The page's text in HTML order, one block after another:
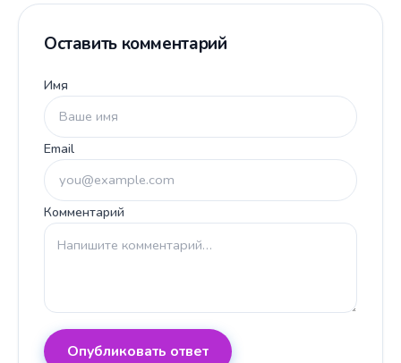
Оставить комментарий
Имя
Email
Комментарий
Опубликовать ответ